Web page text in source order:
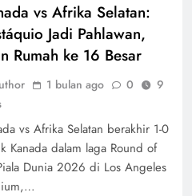
vs Afrika Selatan:
Jadi Pahlawan,
Rumah ke 16 Besar
1 bulan ago 0
9
vs Afrika Selatan berakhir 1-0
Kanada dalam laga Round of
Dunia 2026 di Los Angeles